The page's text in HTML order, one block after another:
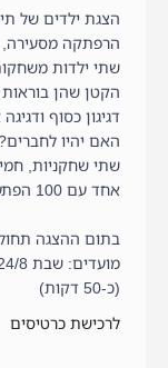
הצגת ילדים של
הרפתקה מסעירה,
שתי ילדות
הקטן שהן בוראות
דגיגון כסוף
האם יהיו לחברים?
אחד עם 100 הפתעות קטנות.
בתום ההצגה
(כ-50 דקות)
לרכישת כרטיסים